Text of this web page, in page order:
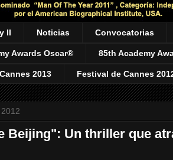
II Noticias Convocatorias
Awards Oscar® 85th Academy
2013 Festival de Cannes
Beijing": Un thriller que